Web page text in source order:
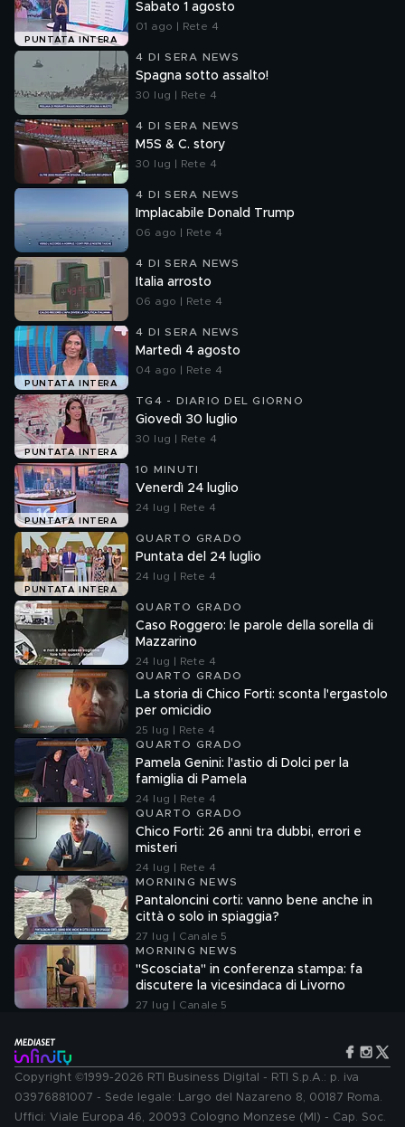
PUNTATA INTERA
Sabato 1 agosto
01 ago | Rete 4
4 DI SERA NEWS
Spagna sotto assalto!
30 lug | Rete 4
4 DI SERA NEWS
M5S & C. story
30 lug | Rete 4
4 DI SERA NEWS
Implacabile Donald Trump
06 ago | Rete 4
4 DI SERA NEWS
Italia arrosto
06 ago | Rete 4
PUNTATA INTERA
4 DI SERA NEWS
Martedì 4 agosto
04 ago | Rete 4
PUNTATA INTERA
TG4 - DIARIO DEL GIORNO
Giovedì 30 luglio
30 lug | Rete 4
PUNTATA INTERA
10 MINUTI
Venerdì 24 luglio
24 lug | Rete 4
PUNTATA INTERA
QUARTO GRADO
Puntata del 24 luglio
24 lug | Rete 4
QUARTO GRADO
Caso Roggero: le parole della sorella di
Mazzarino
24 lug | Rete 4
QUARTO GRADO
La storia di Chico Forti: sconta l'ergastolo
per omicidio
25 lug | Rete 4
QUARTO GRADO
Pamela Genini: l'astio di Dolci per la
famiglia di Pamela
24 lug | Rete 4
QUARTO GRADO
Chico Forti: 26 anni tra dubbi, errori e
misteri
24 lug | Rete 4
MORNING NEWS
Pantaloncini corti: vanno bene anche in
città o solo in spiaggia?
27 lug | Canale 5
MORNING NEWS
"Scosciata" in conferenza stampa: fa
discutere la vicesindaca di Livorno
27 lug | Canale 5
Copyright ©1999-2026 RTI Business Digital - RTI S.p.A.: p. iva
03976881007 - Sede legale: Largo del Nazareno 8, 00187 Roma.
Uffici: Viale Europa 46, 20093 Cologno Monzese (MI) - Cap. Soc.